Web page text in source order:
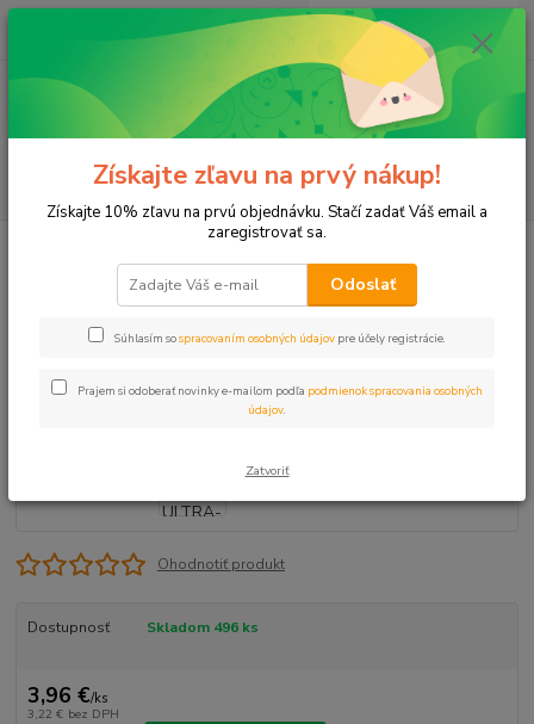
Menu
(Po-Pia, 8-17 hod.)
ks
za0 €
Postrekovače
Postrekovač PS-ULTRA-10A
červený 3m
Ohodnotiť produkt
Dostupnosť Skladom 496 ks
3,96 €/ks
3,22 € bez DPH
Získajte zľavu na prvý nákup!
Získajte 10% zľavu na prvú objednávku. Stačí zadať Váš email a
zaregistrovať sa.
Odoslať
Súhlasím sospracovaním osobných údajov pre účely registrácie.
Prajem si odoberať novinky e-mailom podľa podmienok spracovania osobných
údajov
Zatvoriť